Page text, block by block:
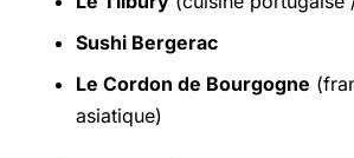
Sushi Bergerac
Le Cordon de Bourgogne
asiatique)